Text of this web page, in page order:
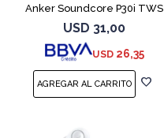
Anker Soundcore P30i TWS
NC Azul
USD 31,00
USD 26,35